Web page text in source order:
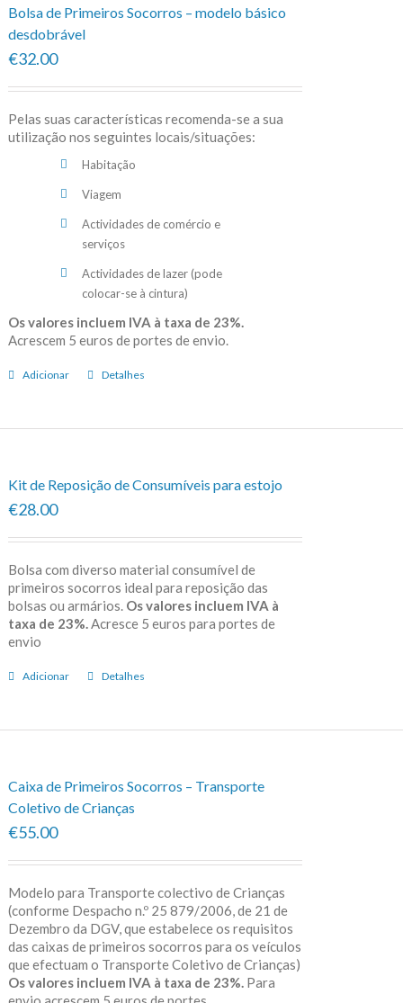
Bolsa de Primeiros Socorros – modelo básico
desdobrável
€32.00
Pelas suas características recomenda-se a sua
utilização nos seguintes locais/situações:
Habitação
Viagem
Actividades de comércio e
serviços
Actividades de lazer (pode
colocar-se à cintura)
Os valores incluem IVA à taxa de 23%.
Acrescem 5 euros de portes de envio.
Adicionar Detalhes
Kit de Reposição de Consumíveis para estojo
€28.00
Bolsa com diverso material consumível de
primeiros socorros ideal para reposição das
bolsas ou armários. Os valores incluem IVA à
taxa de 23%. Acresce 5 euros para portes de
envio
Adicionar Detalhes
Caixa de Primeiros Socorros – Transporte
Coletivo de Crianças
€55.00
Modelo para Transporte colectivo de Crianças
(conforme Despacho n.º 25 879/2006, de 21 de
Dezembro da DGV, que estabelece os requisitos
das caixas de primeiros socorros para os veículos
que efectuam o Transporte Coletivo de Crianças)
Os valores incluem IVA à taxa de 23%. Para